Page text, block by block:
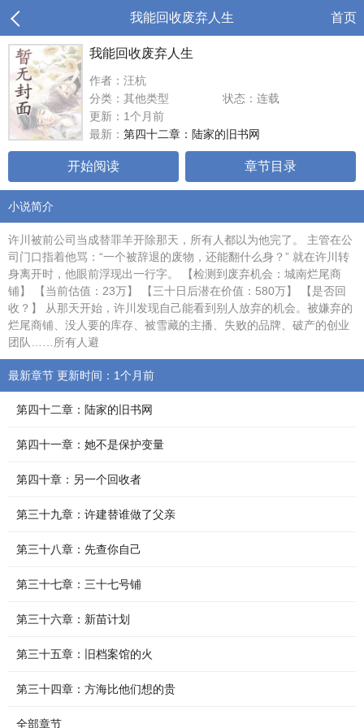
我能回收废弃人生 首页
我能回收废弃人生
作者：汪杭
分类：其他类型
状态：连载
更新：1个月前
最新： 第四十二章：陆家的旧书网
开始阅读 章节目录
小说简介
许川被前公司当成替罪羊开除那天，所有人都以为他完了。 主管在公
司门口指着他骂：“一个被辞退的废物，还能翻什么身？” 就在许川转
身离开时，他眼前浮现出一行字。 【检测到废弃机会：城南烂尾商
铺】 【当前估值：23万】 【三十日后潜在价值：580万】 【是否回
收？】 从那天开始，许川发现自己能看到别人放弃的机会。被嫌弃的
烂尾商铺、没人要的库存、被雪藏的主播、失败的品牌、破产的创业
团队……所有人避
最新章节 更新时间：1个月前
第四十二章：陆家的旧书网
第四十一章：她不是保护变量
第四十章：另一个回收者
第三十九章：许建替谁做了父亲
第三十八章：先查你自己
第三十七章：三十七号铺
第三十六章：新苗计划
第三十五章：旧档案馆的火
第三十四章：方海比他们想的贵
全部章节